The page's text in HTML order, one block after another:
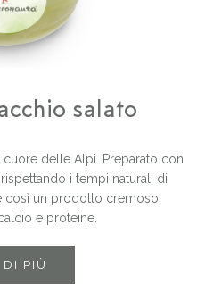
salato
cuore delle Alpi. Preparato con
i tempi naturali di
così un prodotto cremoso,
e proteine.
DI PIÙ